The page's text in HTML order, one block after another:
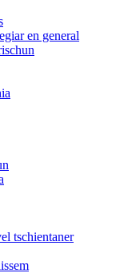
en general
tschientaner